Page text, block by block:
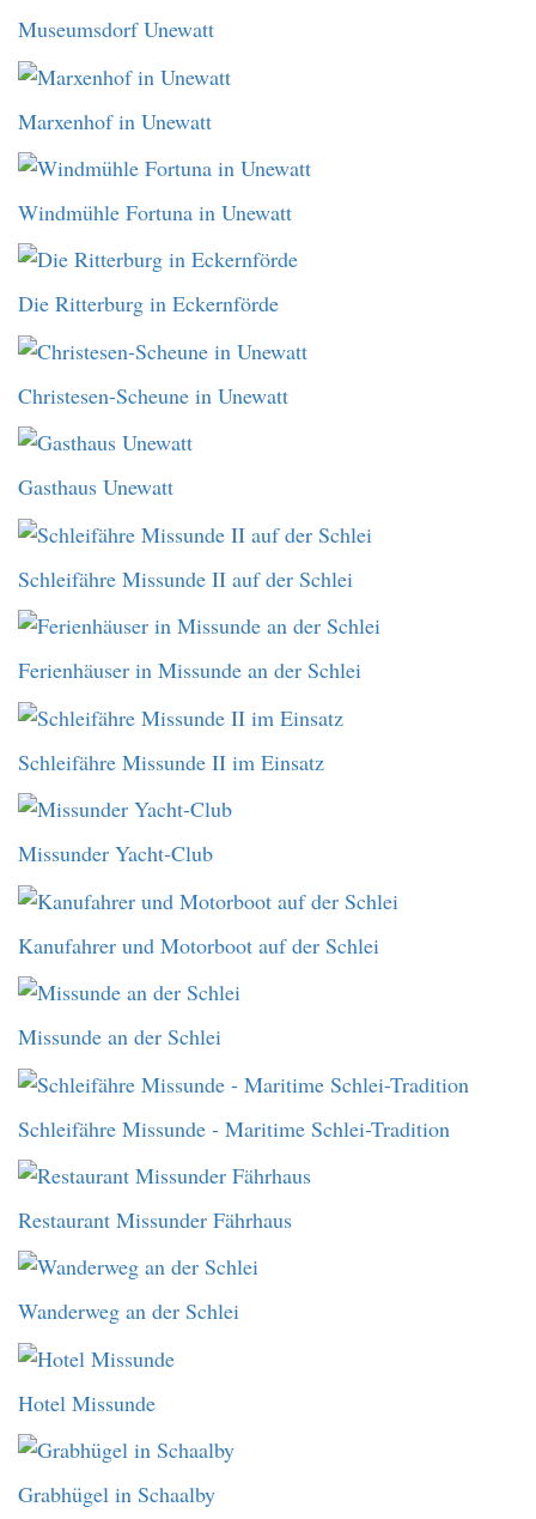
Museumsdorf Unewatt
Marxenhof in Unewatt
Windmühle Fortuna in Unewatt
Die Ritterburg in Eckernförde
Christesen-Scheune in Unewatt
Gasthaus Unewatt
Schleifähre Missunde II auf der Schlei
Ferienhäuser in Missunde an der Schlei
Schleifähre Missunde II im Einsatz
Missunder Yacht-Club
Kanufahrer und Motorboot auf der Schlei
Missunde an der Schlei
Schleifähre Missunde - Maritime Schlei-Tradition
Restaurant Missunder Fährhaus
Wanderweg an der Schlei
Hotel Missunde
Grabhügel in Schaalby